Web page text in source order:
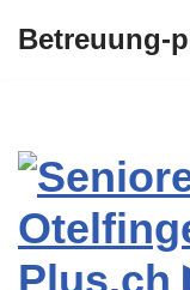
Betreuung-